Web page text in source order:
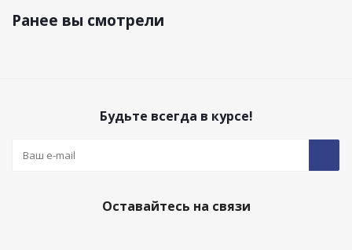
Ранее вы смотрели
Будьте всегда в курсе!
Оставайтесь на связи